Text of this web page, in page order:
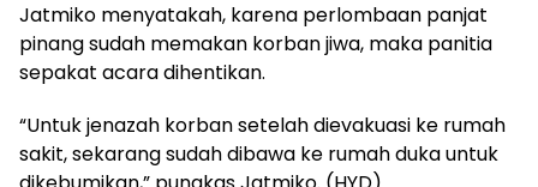
Jatmiko menyatakah, karena perlombaan panjat
pinang sudah memakan korban jiwa, maka panitia
sepakat acara dihentikan.
“Untuk jenazah korban setelah dievakuasi ke rumah
sakit, sekarang sudah dibawa ke rumah duka untuk